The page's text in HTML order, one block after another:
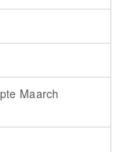
Maarch